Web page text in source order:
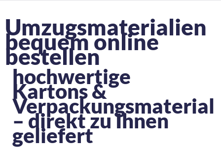
Umzugsmaterialien
bequem online
bestellen
hochwertige
Kartons &
Verpackungsmaterial
– direkt zu Ihnen
geliefert